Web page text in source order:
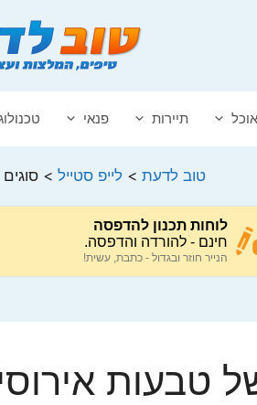
אוכל תיירות פנאי
טוב לדעת > לייפ סטייל >
טבעות